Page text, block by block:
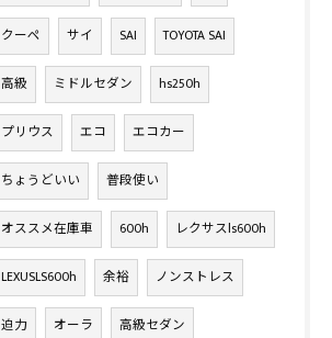
クーペ サイ SAI TOYOTA SAI
高級 ミドルセダン hs250h
プリウス エコ エコカー
ちょうどいい 普段使い
オススメ在庫車 600h レクサスls600h
LEXUSLS600h 余裕 ノンストレス
迫力 オーラ 高級セダン